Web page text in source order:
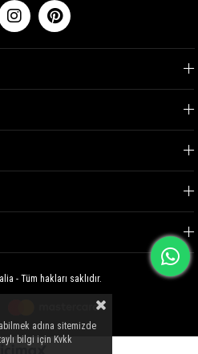
- Tüm hakları saklıdır.
adına sitemizde
bilgi için Kvkk